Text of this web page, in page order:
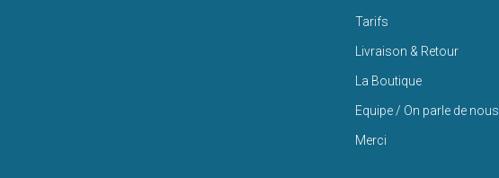
Tarifs
Livraison & Retour
La Boutique
Equipe / On parle de nous
Merci